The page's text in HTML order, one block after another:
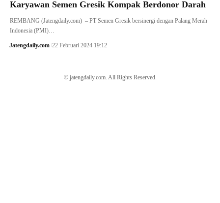
Karyawan Semen Gresik Kompak Berdonor Darah
REMBANG (Jatengdaily.com) – PT Semen Gresik bersinergi dengan Palang Merah
Indonesia (PMI)…
Jatengdaily.com 22 Februari 2024 19:12
© jatengdaily.com. All Rights Reserved.